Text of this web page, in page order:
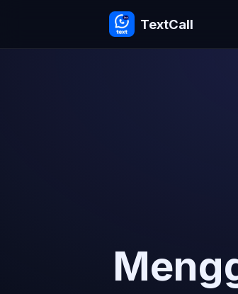
TextCall